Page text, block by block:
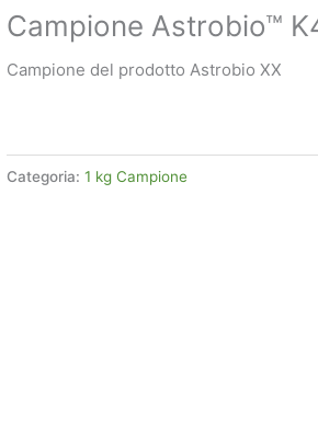
Campione Astrobio™
Campione del prodotto Astrobio XX
Categoria:1 kg Campione